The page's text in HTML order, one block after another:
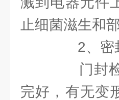
止细菌滋生和
2、密
门封检
完好，有无变